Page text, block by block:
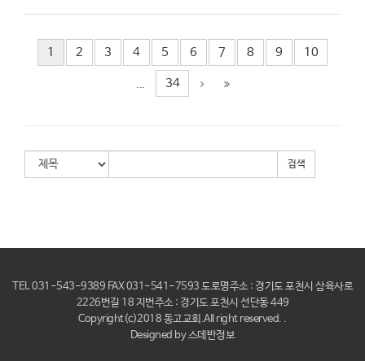
1 2 3 4 5 6 7 8 9 10
... 34
검색
TEL 031-543-9389 FAX 031-541-7593 도로명주소 : 경기도 포천시 삼육사로
2226번길 18 지번주소 : 경기도 포천시 선단동 449
Copyright(c)2018 동고교회.AII right reserved. .
Designed by스데반정보